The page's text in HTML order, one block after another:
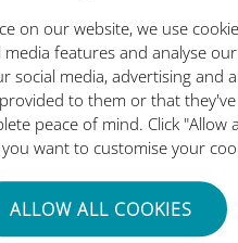
on our website, we use
features and analyse
media, advertising and
to them or that
peace of mind. Click "Allow
want to customise your
ALLOW ALL COOKIES
van Ubigi